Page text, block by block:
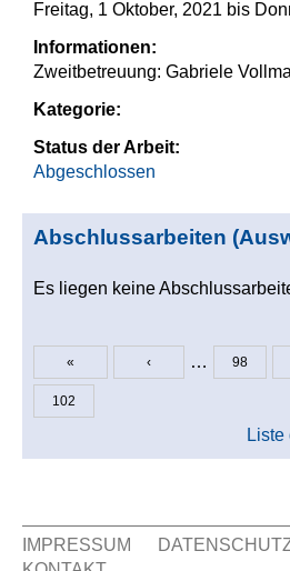
Freitag, 1 Oktober, 2021 bis
Informationen:
Zweitbetreuung: Gabriele
Kategorie:
Status der Arbeit:
Abgeschlossen
Abschlussarbeiten
Es liegen keine
Seiten
« ‹ … 98
102
IMPRESSUM